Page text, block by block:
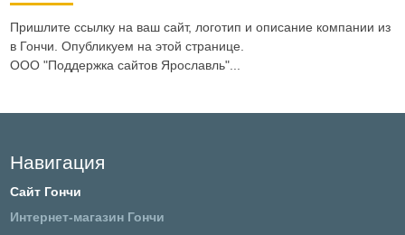
Пришлите ссылку на ваш сайт, логотип и описание компании из
в Гончи. Опубликуем на этой странице.
ООО "Поддержка сайтов Ярославль"...
Навигация
Сайт Гончи
Интернет-магазин Гончи